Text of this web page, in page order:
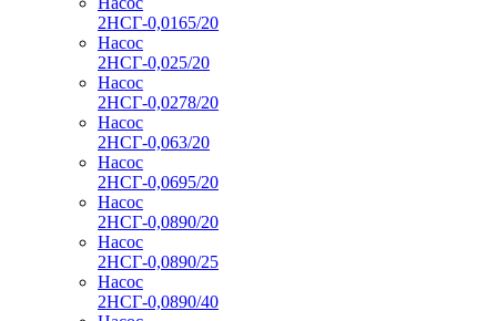
2НСГ-0,0165/20
Насос
2НСГ-0,025/20
Насос
2НСГ-0,0278/20
Насос
2НСГ-0,063/20
Насос
2НСГ-0,0695/20
Насос
2НСГ-0,0890/20
Насос
2НСГ-0,0890/25
Насос
2НСГ-0,0890/40